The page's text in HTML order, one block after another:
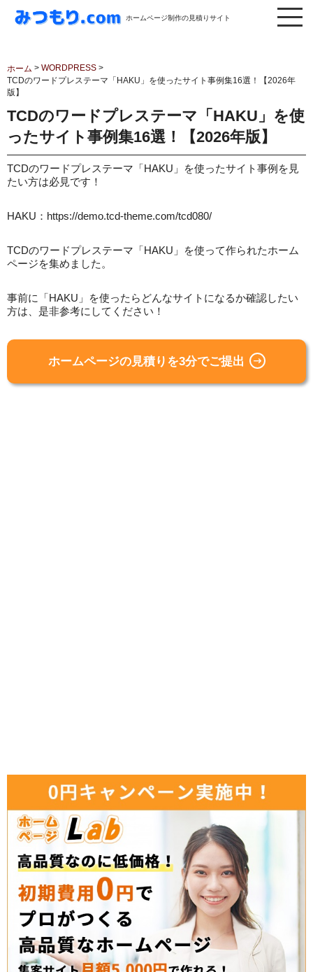
ホームページ制作の見積りサイト
ホーム > WORDPRESS >
TCDのワードプレステーマ「HAKU」を使ったサイト事例集16選！【2026年
版】
TCDのワードプレステーマ「HAKU」を使
ったサイト事例集16選！【2026年版】
TCDのワードプレステーマ「HAKU」を使ったサイト事例を見
たい方は必見です！
HAKU：https://demo.tcd-theme.com/tcd080/
TCDのワードプレステーマ「HAKU」を使って作られたホーム
ページを集めました。
事前に「HAKU」を使ったらどんなサイトになるか確認したい
方は、是非参考にしてください！
ホームページの見積りを3分でご提出